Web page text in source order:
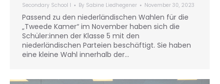
Secondary School I By Sabine Liedhegener November 30, 2023
Passend zu den niederländischen Wahlen für die
„Tweede Kamer“ im November haben sich die
Schüler:innen der Klasse 5 mit den
niederländischen Parteien beschäftigt. Sie haben
eine kleine Wahl innerhalb der…